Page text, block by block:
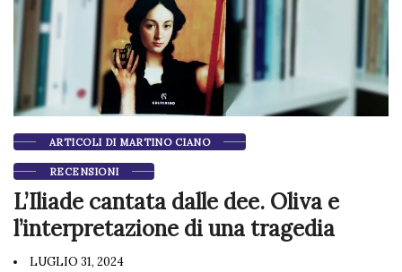
ARTICOLI DI MARTINO CIANO
RECENSIONI
L’Iliade cantata dalle dee. Oliva e
l’interpretazione di una tragedia
LUGLIO 31, 2024